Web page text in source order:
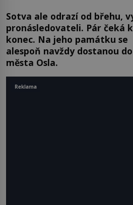
Sotva ale odrazí od břehu,
pronásledovateli. Pár čeká
konec. Na jeho památku se
alespoň navždy dostanou
města Osla.
Reklama